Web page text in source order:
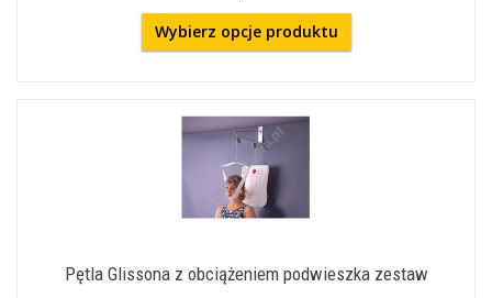
Wybierz opcje produktu
Pętla Glissona z obciążeniem podwieszka zestaw